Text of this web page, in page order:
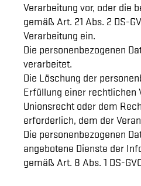
Verarbeitung vor, oder die
gemäß Art. 21 Abs. 2 DS-
Verarbeitung ein.
Die personenbezogenen
verarbeitet.
Die Löschung der
Erfüllung einer rechtlichen
Unionsrecht oder dem
erforderlich, dem der
Die personenbezogenen
angebotene Dienste der
gemäß Art. 8 Abs. 1 DS-